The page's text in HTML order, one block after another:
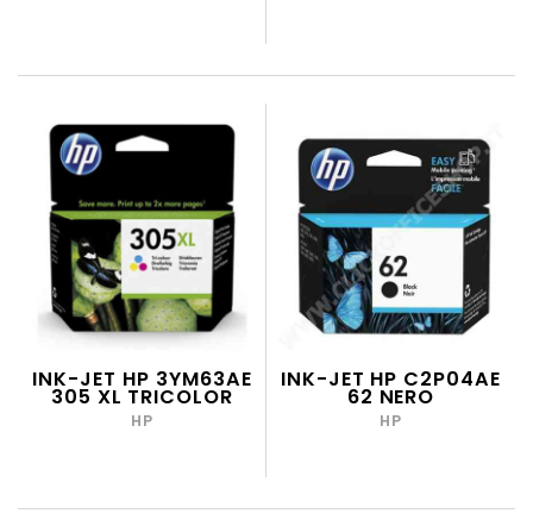
INK-JET HP 3YM63AE
305 XL TRICOLOR
HP
INK-JET HP C2P04AE
62 NERO
HP